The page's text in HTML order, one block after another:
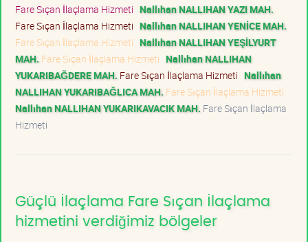
Fare Sıçan İlaçlama Hizmeti Nallıhan NALLIHAN YAZI MAH.
Fare Sıçan İlaçlama Hizmeti Nallıhan NALLIHAN YENİCE MAH.
Fare Sıçan İlaçlama Hizmeti Nallıhan NALLIHAN YEŞİLYURT
MAH. Fare Sıçan İlaçlama Hizmeti Nallıhan NALLIHAN
YUKARIBAĞDERE MAH. Fare Sıçan İlaçlama Hizmeti Nallıhan
NALLIHAN YUKARIBAĞLICA MAH. Fare Sıçan İlaçlama Hizmeti
Nallıhan NALLIHAN YUKARIKAVACIK MAH. Fare Sıçan İlaçlama
Hizmeti
Güçlü İlaçlama Fare Sıçan İlaçlama
hizmetini verdiğimiz bölgeler